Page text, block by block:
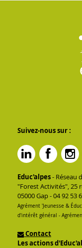
Suivez-nous sur :
Educ'alpes- Réseau
"Forest Activités", 25
05000 Gap - 04 92 53
Agrément 'Jeunesse &
d'intérêt général -
Contact
Les actions